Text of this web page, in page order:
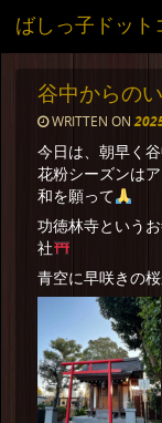
ばしっ子ドット
谷中からの
WRITTEN ON
今日は、朝早く
花粉シーズンは
和を願って
功徳林寺という
社
青空に早咲きの